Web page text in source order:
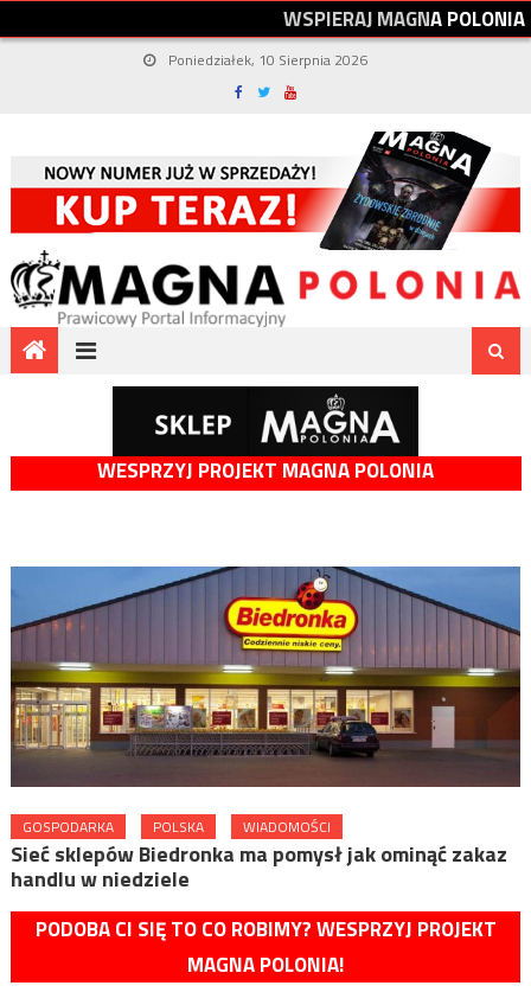
WSPIERAJMAGNAPOLONIA
Poniedziałek, 10 Sierpnia 2026
WESPRZYJ PROJEKT MAGNA POLONIA
GOSPODARKA POLSKA WIADOMOŚCI
Sieć sklepów Biedronka ma pomysł jak ominąć zakaz
handlu w niedziele
PODOBA CI SIĘ TO CO ROBIMY? WESPRZYJ PROJEKT
MAGNA POLONIA!